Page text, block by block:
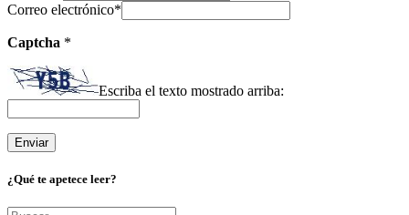
Correo electrónico*
Captcha *
Escriba el texto mostrado arriba:
¿Qué te apetece leer?